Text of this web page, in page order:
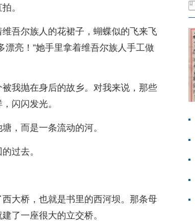
。
吾尔族人的花裙子，蝴蝶似的飞来飞
亮！”她手里拿着维吾尔族人手工做
我抛在身后的故乡。对我来说，那些
闪闪发光。
，而是一条流动的河。
过去。
大桥，也就是书里的西河坝。那条母
了一座很大的立交桥。